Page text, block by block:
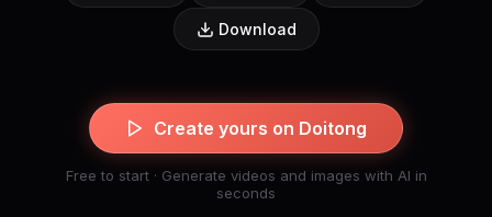
Download
Create yours on Doitong
Free to start · Generate videos and images with AI in
seconds